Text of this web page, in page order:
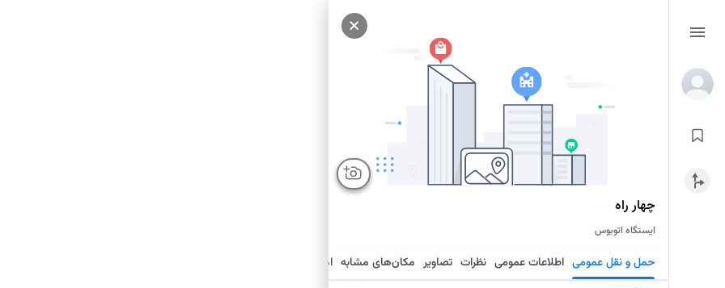
چهار راه
ایستگاه اتوبوس
حمل و نقل عمومی اطلاعات عمومی نظرات تصاویر مکان‌های مشابه امکانات نزدیک